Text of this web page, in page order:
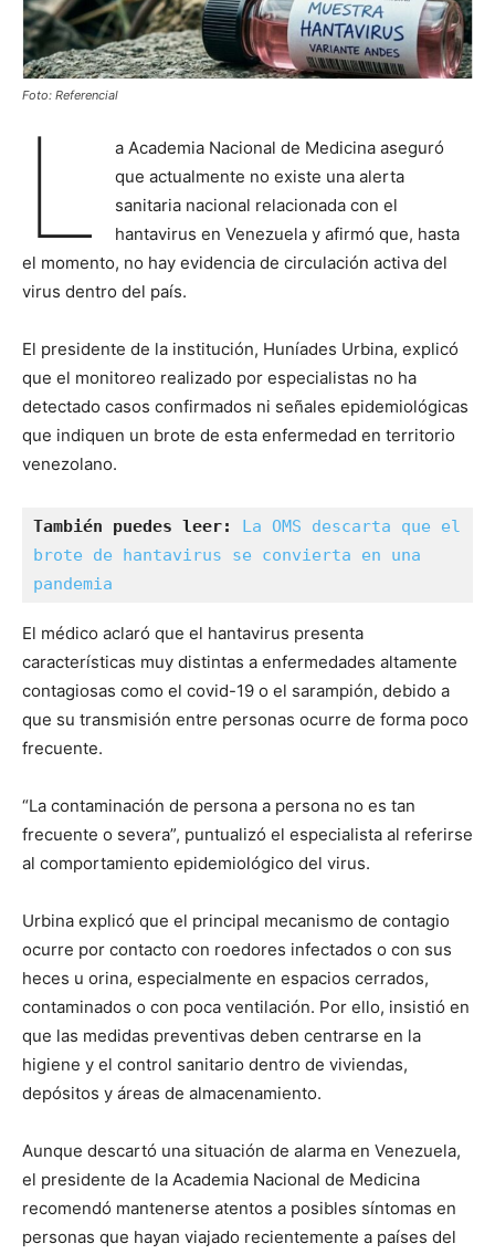
Foto: Referencial
L
a Academia Nacional de Medicina aseguró
que actualmente no existe una alerta
sanitaria nacional relacionada con el
hantavirus en Venezuela y afirmó que, hasta
el momento, no hay evidencia de circulación activa del
virus dentro del país.
El presidente de la institución, Huníades Urbina, explicó
que el monitoreo realizado por especialistas no ha
detectado casos confirmados ni señales epidemiológicas
que indiquen un brote de esta enfermedad en territorio
venezolano.
También puedes leer:
La OMS descarta que el
brote de hantavirus se convierta en una
pandemia
El médico aclaró que el hantavirus presenta
características muy distintas a enfermedades altamente
contagiosas como el covid-19 o el sarampión, debido a
que su transmisión entre personas ocurre de forma poco
frecuente.
“La contaminación de persona a persona no es tan
frecuente o severa”, puntualizó el especialista al referirse
al comportamiento epidemiológico del virus.
Urbina explicó que el principal mecanismo de contagio
ocurre por contacto con roedores infectados o con sus
heces u orina, especialmente en espacios cerrados,
contaminados o con poca ventilación. Por ello, insistió en
que las medidas preventivas deben centrarse en la
higiene y el control sanitario dentro de viviendas,
depósitos y áreas de almacenamiento.
Aunque descartó una situación de alarma en Venezuela,
el presidente de la Academia Nacional de Medicina
recomendó mantenerse atentos a posibles síntomas en
personas que hayan viajado recientemente a países del